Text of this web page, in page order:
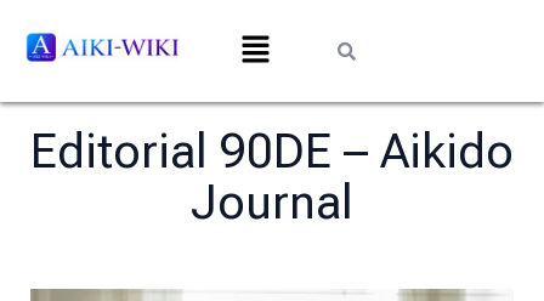
Editorial 90DE – Aikido
Journal